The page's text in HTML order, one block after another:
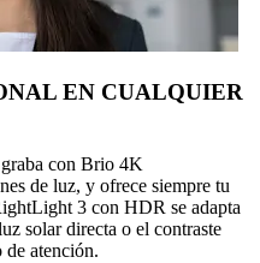
EN CUALQUIER
con Brio 4K
de luz, y ofrece siempre tu
3 con HDR se adapta
solar directa o el contraste
de atención.